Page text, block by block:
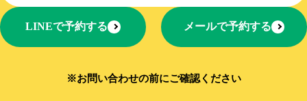
LINEで予約する メールで予約する
※お問い合わせの前にご確認ください